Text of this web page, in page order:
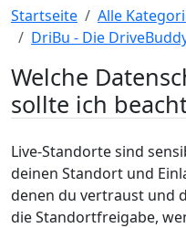
Startseite
Alle
DriBu - Die
Welche
sollte ich
Live-Standorte sind
deinen Standort und
denen du vertraust und
die Standortfreigabe,